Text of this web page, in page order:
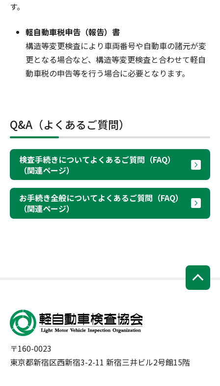
す。
軽自動車税申告（報告）書
構造等変更検査により車両番号や自動車の諸元が変
更となる場合など、構造等変更検査と合わせて軽自
動車税の申告等を行う場合に必要となります。
Q&A（よくあるご質問）
検査手続きについてよくあるご質問（FAQ）
（関連ページ）
お手続き全般についてよくあるご質問（FAQ）
（関連ページ）
〒160-0023
東京都新宿区西新宿3-2-11 新宿三井ビル2号館15階